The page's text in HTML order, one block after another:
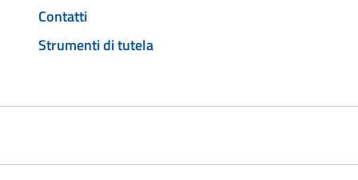
Contatti
Strumenti di tutela